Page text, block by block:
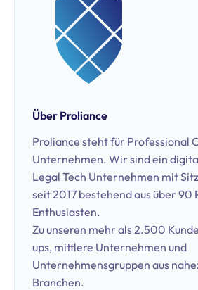
Über Proliance
Proliance steht für Professional
Unternehmen. Wir sind ein
Legal Tech Unternehmen mit
seit 2017 bestehend aus über 90
Enthusiasten.
Zu unseren mehr als 2.500
ups, mittlere Unternehmen und
Unternehmensgruppen aus
Branchen.